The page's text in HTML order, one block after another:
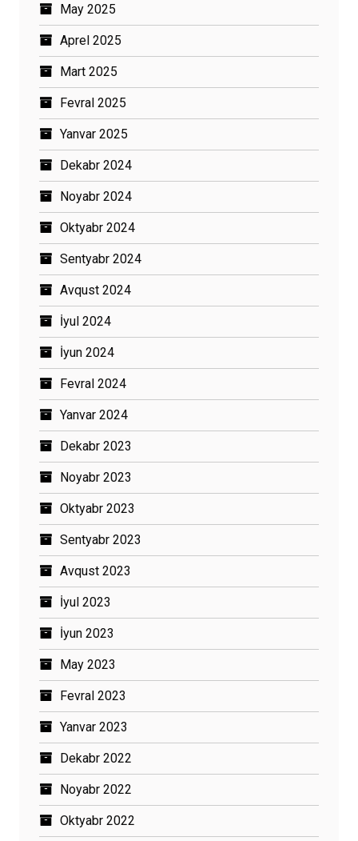
May 2025
Aprel 2025
Mart 2025
Fevral 2025
Yanvar 2025
Dekabr 2024
Noyabr 2024
Oktyabr 2024
Sentyabr 2024
Avqust 2024
İyul 2024
İyun 2024
Fevral 2024
Yanvar 2024
Dekabr 2023
Noyabr 2023
Oktyabr 2023
Sentyabr 2023
Avqust 2023
İyul 2023
İyun 2023
May 2023
Fevral 2023
Yanvar 2023
Dekabr 2022
Noyabr 2022
Oktyabr 2022